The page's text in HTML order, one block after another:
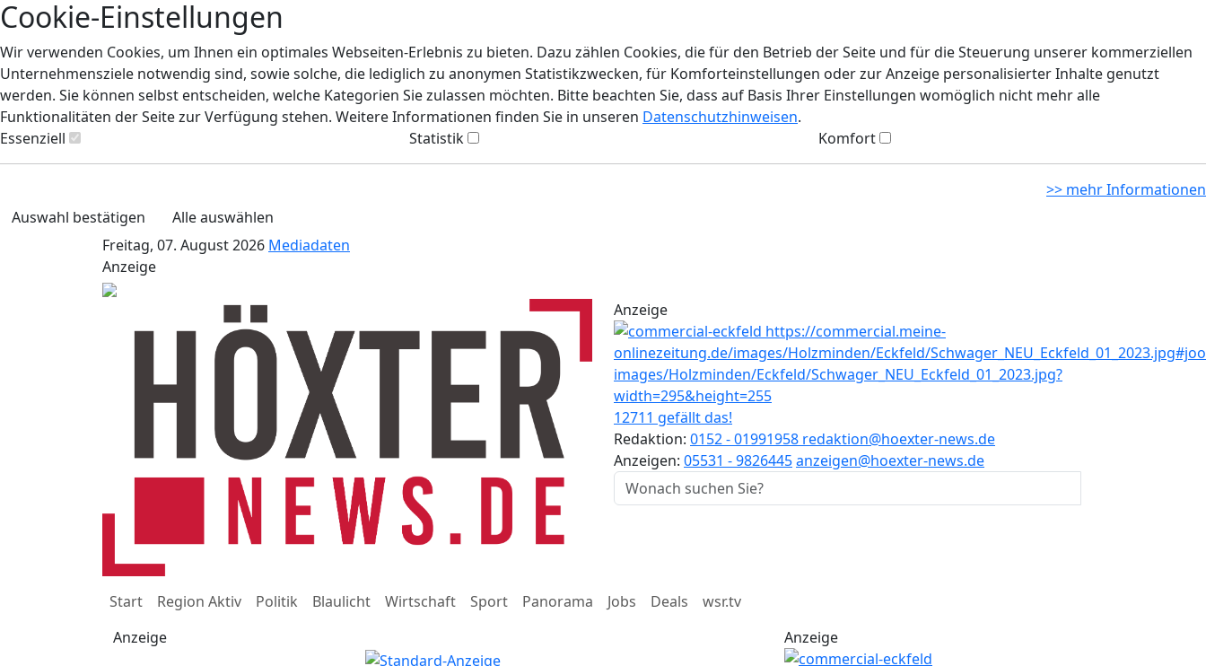
Cookie-Einstellungen
Wir verwenden Cookies, um Ihnen ein optimales Webseiten-Erlebnis zu bieten. Dazu zählen Cookies, die für den Betrieb der Seite und für die Steuerung unserer kommerziellen
Unternehmensziele notwendig sind, sowie solche, die lediglich zu anonymen Statistikzwecken, für Komforteinstellungen oder zur Anzeige personalisierter Inhalte genutzt
werden. Sie können selbst entscheiden, welche Kategorien Sie zulassen möchten. Bitte beachten Sie, dass auf Basis Ihrer Einstellungen womöglich nicht mehr alle
Funktionalitäten der Seite zur Verfügung stehen. Weitere Informationen finden Sie in unseren Datenschutzhinweisen.
Essenziell
Statistik Komfort
>> mehr Informationen
Auswahl bestätigen
Alle auswählen
Freitag, 07. August 2026 Mediadaten
Anzeige
Anzeige
12711 gefällt das!
Redaktion: 0152 - 01991958 redaktion@hoexter-news.de
Anzeigen: 05531 - 9826445anzeigen@hoexter-news.de
Start Region Aktiv Politik Blaulicht Wirtschaft Sport Panorama Jobs Deals
wsr.tv
Anzeige
Anzeige